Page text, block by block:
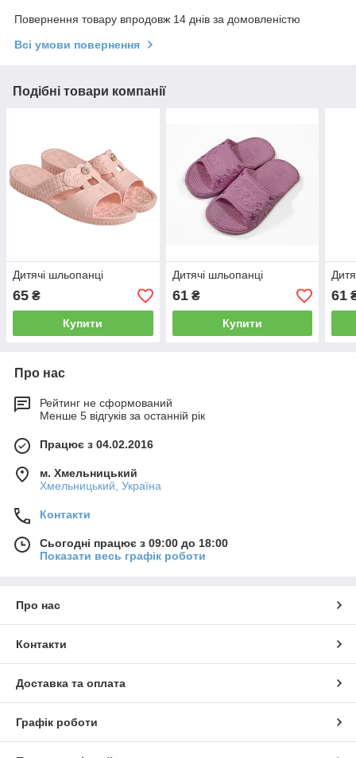
Повернення товару впродовж 14 днів за домовленістю
Всі умови повернення
Подібні товари компанії
Дитячі шльопанці
65 ₴
Купити
Дитячі шльопанці
61₴
Купити
61
Про нас
Рейтинг не сформований
Менше 5 відгуків за останній рік
Працює з 04.02.2016
м. Хмельницький
Хмельницький, Україна
Контакти
Сьогодні працює з 09:00 до 18:00
Показати весь графік роботи
Про нас
Контакти
Доставка та оплата
Графік роботи